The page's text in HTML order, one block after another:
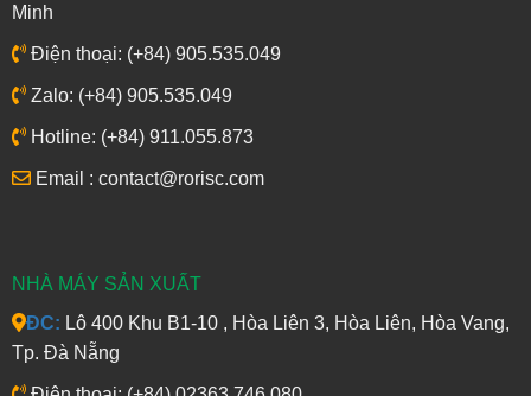
Minh
Điện thoại: (+84) 905.535.049
Zalo: (+84) 905.535.049
Hotline: (+84) 911.055.873
Email : contact@rorisc.com
NHÀ MÁY SẢN XUẤT
ĐC: Lô 400 Khu B1-10 , Hòa Liên 3, Hòa Liên, Hòa Vang,
Tp. Đà Nẵng